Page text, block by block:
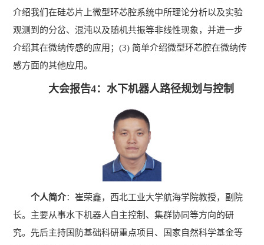
介绍我们在硅芯片上微型环芯腔系统中所理论分析以及实验
观测到的分岔、混沌以及随机共振等非线性现象，并进一步
介绍其在微纳传感的应用；(3) 简单介绍微型环芯腔在微纳传
感方面的其他应用。
大会报告4：水下机器人路径规划与控制
个人简介：崔荣鑫，西北工业大学航海学院教授，副院
长。主要从事水下机器人自主控制、集群协同等方向的研
究。先后主持国防基础科研重点项目、国家自然科学基金等